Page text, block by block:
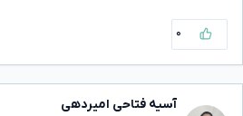
۰
آسیه فتاحی امیردهی